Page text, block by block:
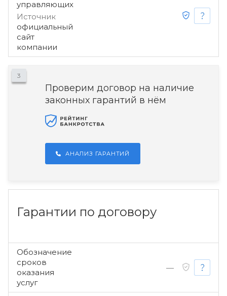
управляющих
Источник
официальный
сайт
компании
3
Проверим договор на наличие
законных гарантий в нём
АНАЛИЗ ГАРАНТИЙ
Гарантии по договору
Обозначение
сроков
оказания
услуг
—